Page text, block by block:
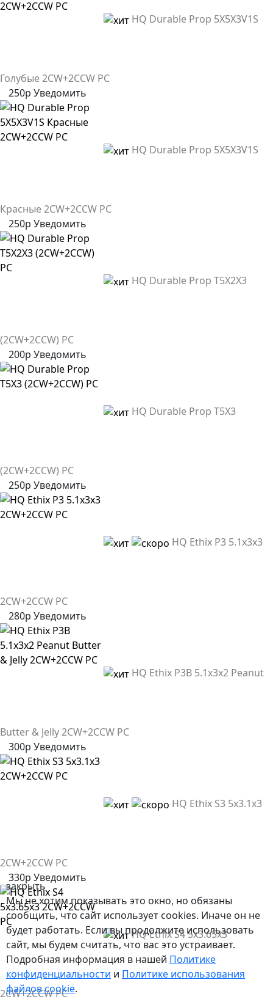
закрыть
Мы не хотим показывать это окно, но обязаны
сообщить, что сайт использует cookies. Иначе он не
будет работать. Если вы продолжите использовать
сайт, мы будем считать, что вас это устраивает.
Подробная информация в нашей Политике
конфиденциальности и Политике использования
файлов сookie.
HQ Durable Prop 5X5X3V1S
Голубые 2CW+2CCW PC
250р Уведомить
HQ Durable Prop 5X5X3V1S
Красные 2CW+2CCW PC
250р Уведомить
HQ Durable Prop T5X2X3
(2CW+2CCW) PC
200р Уведомить
HQ Durable Prop T5X3
(2CW+2CCW) PC
250р Уведомить
HQ Ethix P3 5.1x3x3
2CW+2CCW PC
280р Уведомить
HQ Ethix P3B 5.1x3x2 Peanut
Butter & Jelly 2CW+2CCW PC
300р Уведомить
HQ Ethix S3 5x3.1x3
2CW+2CCW PC
330р Уведомить
HQ Ethix S4 5x3.65x3
2CW+2CCW PC